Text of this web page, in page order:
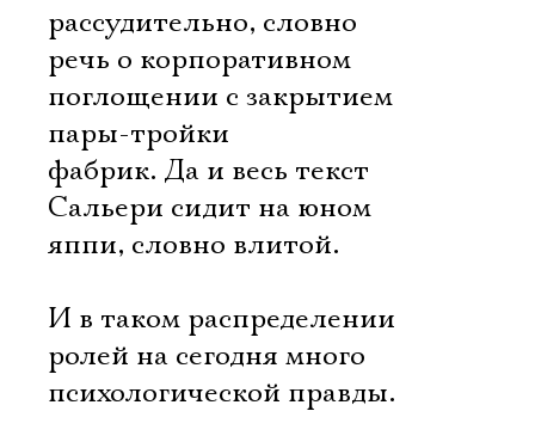
рассудительно, словно
речь о корпоративном
поглощении с закрытием
пары-тройки
фабрик. Да и весь текст
Сальери сидит на юном
яппи, словно влитой.
И в таком распределении
ролей на сегодня много
психологической правды.